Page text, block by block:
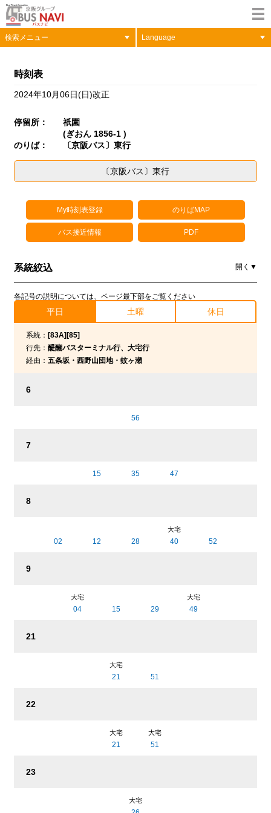
検索メニュー Language
時刻表
2024年10月06日(日)改正
停留所：
祇園
(ぎおん 1856-1 )
のりば：
〔京阪バス〕東行
〔京阪バス〕東行
My時刻表登録 のりばMAP
バス接近情報 PDF
系統絞込 開く▼
各記号の説明については、ページ最下部をご覧ください
平日 土曜 休日
系統： [83A][85]
行先：醍醐バスターミナル行、大宅行
経由：五条坂・西野山団地・蚊ヶ瀬
6
56
7
15 35 47
8
02 12 28
大宅
40 52
9
大宅
04 15 29
大宅
49
21
大宅
21 51
22
大宅
21
大宅
51
23
大宅